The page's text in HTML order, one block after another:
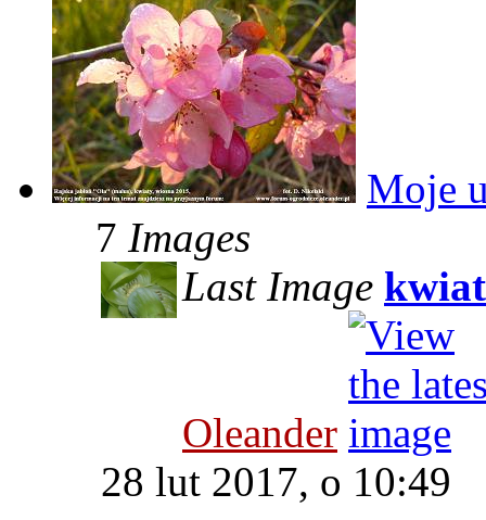
Moje
7 Images
Last Image
Oleander
28 lut 2017, o 10:49